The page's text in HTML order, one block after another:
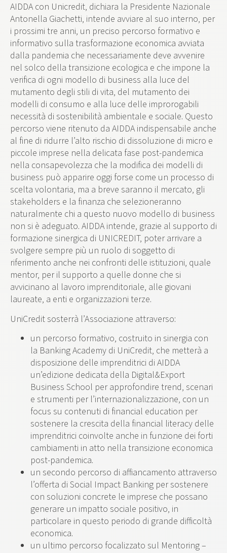
AIDDA con Unicredit, dichiara la Presidente Nazionale
Antonella Giachetti, intende avviare al suo interno, per
i prossimi tre anni, un preciso percorso formativo e
informativo sulla trasformazione economica avviata
dalla pandemia che necessariamente deve avvenire
nel solco della transizione ecologica e che impone la
verifica di ogni modello di business alla luce del
mutamento degli stili di vita, del mutamento dei
modelli di consumo e alla luce delle improrogabili
necessità di sostenibilità ambientale e sociale. Questo
percorso viene ritenuto da AIDDA indispensabile anche
al fine di ridurre l’alto rischio di dissoluzione di micro e
piccole imprese nella delicata fase post-pandemica
nella consapevolezza che la modifica dei modelli di
business può apparire oggi forse come un processo di
scelta volontaria, ma a breve saranno il mercato, gli
stakeholders e la finanza che selezioneranno
naturalmente chi a questo nuovo modello di business
non si è adeguato. AIDDA intende, grazie al supporto di
formazione sinergica di UNICREDIT, poter arrivare a
svolgere sempre più un ruolo di soggetto di
riferimento anche nei confronti delle istituzioni, quale
mentor, per il supporto a quelle donne che si
avvicinano al lavoro imprenditoriale, alle giovani
laureate, a enti e organizzazioni terze.
UniCredit sosterrà l’Associazione attraverso:
un percorso formativo, costruito in sinergia con
la Banking Academy di UniCredit, che metterà a
disposizione delle imprenditrici di AIDDA
un’edizione dedicata della Digital&Export
Business School per approfondire trend, scenari
e strumenti per l’internazionalizzazione, con un
focus su contenuti di financial education per
sostenere la crescita della financial literacy delle
imprenditrici coinvolte anche in funzione dei forti
cambiamenti in atto nella transizione economica
post-pandemica.
un secondo percorso di affiancamento attraverso
l’offerta di Social Impact Banking per sostenere
con soluzioni concrete le imprese che possano
generare un impatto sociale positivo, in
particolare in questo periodo di grande difficoltà
economica.
un ultimo percorso focalizzato sul Mentoring –